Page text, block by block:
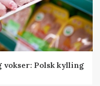
vokser: Polsk kylling